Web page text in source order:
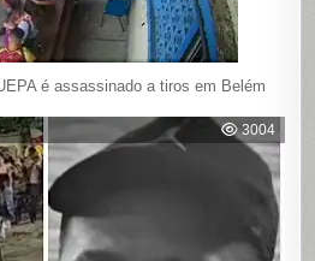
é assassinado a tiros em Belém
3004